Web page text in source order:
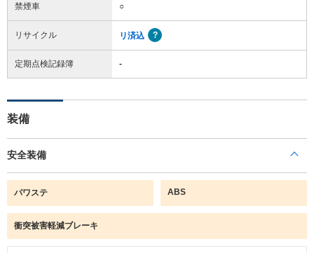
禁煙車 ○
リサイクル リ済込
定期点検記録簿 -
装備
安全装備
パワステ ABS
衝突被害軽減ブレーキ